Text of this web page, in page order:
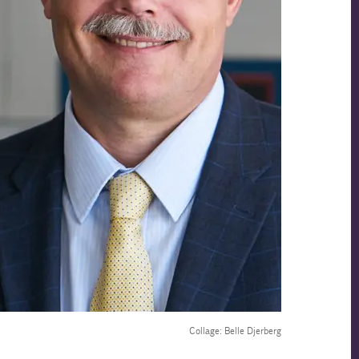
Collage: Belle Djerberg